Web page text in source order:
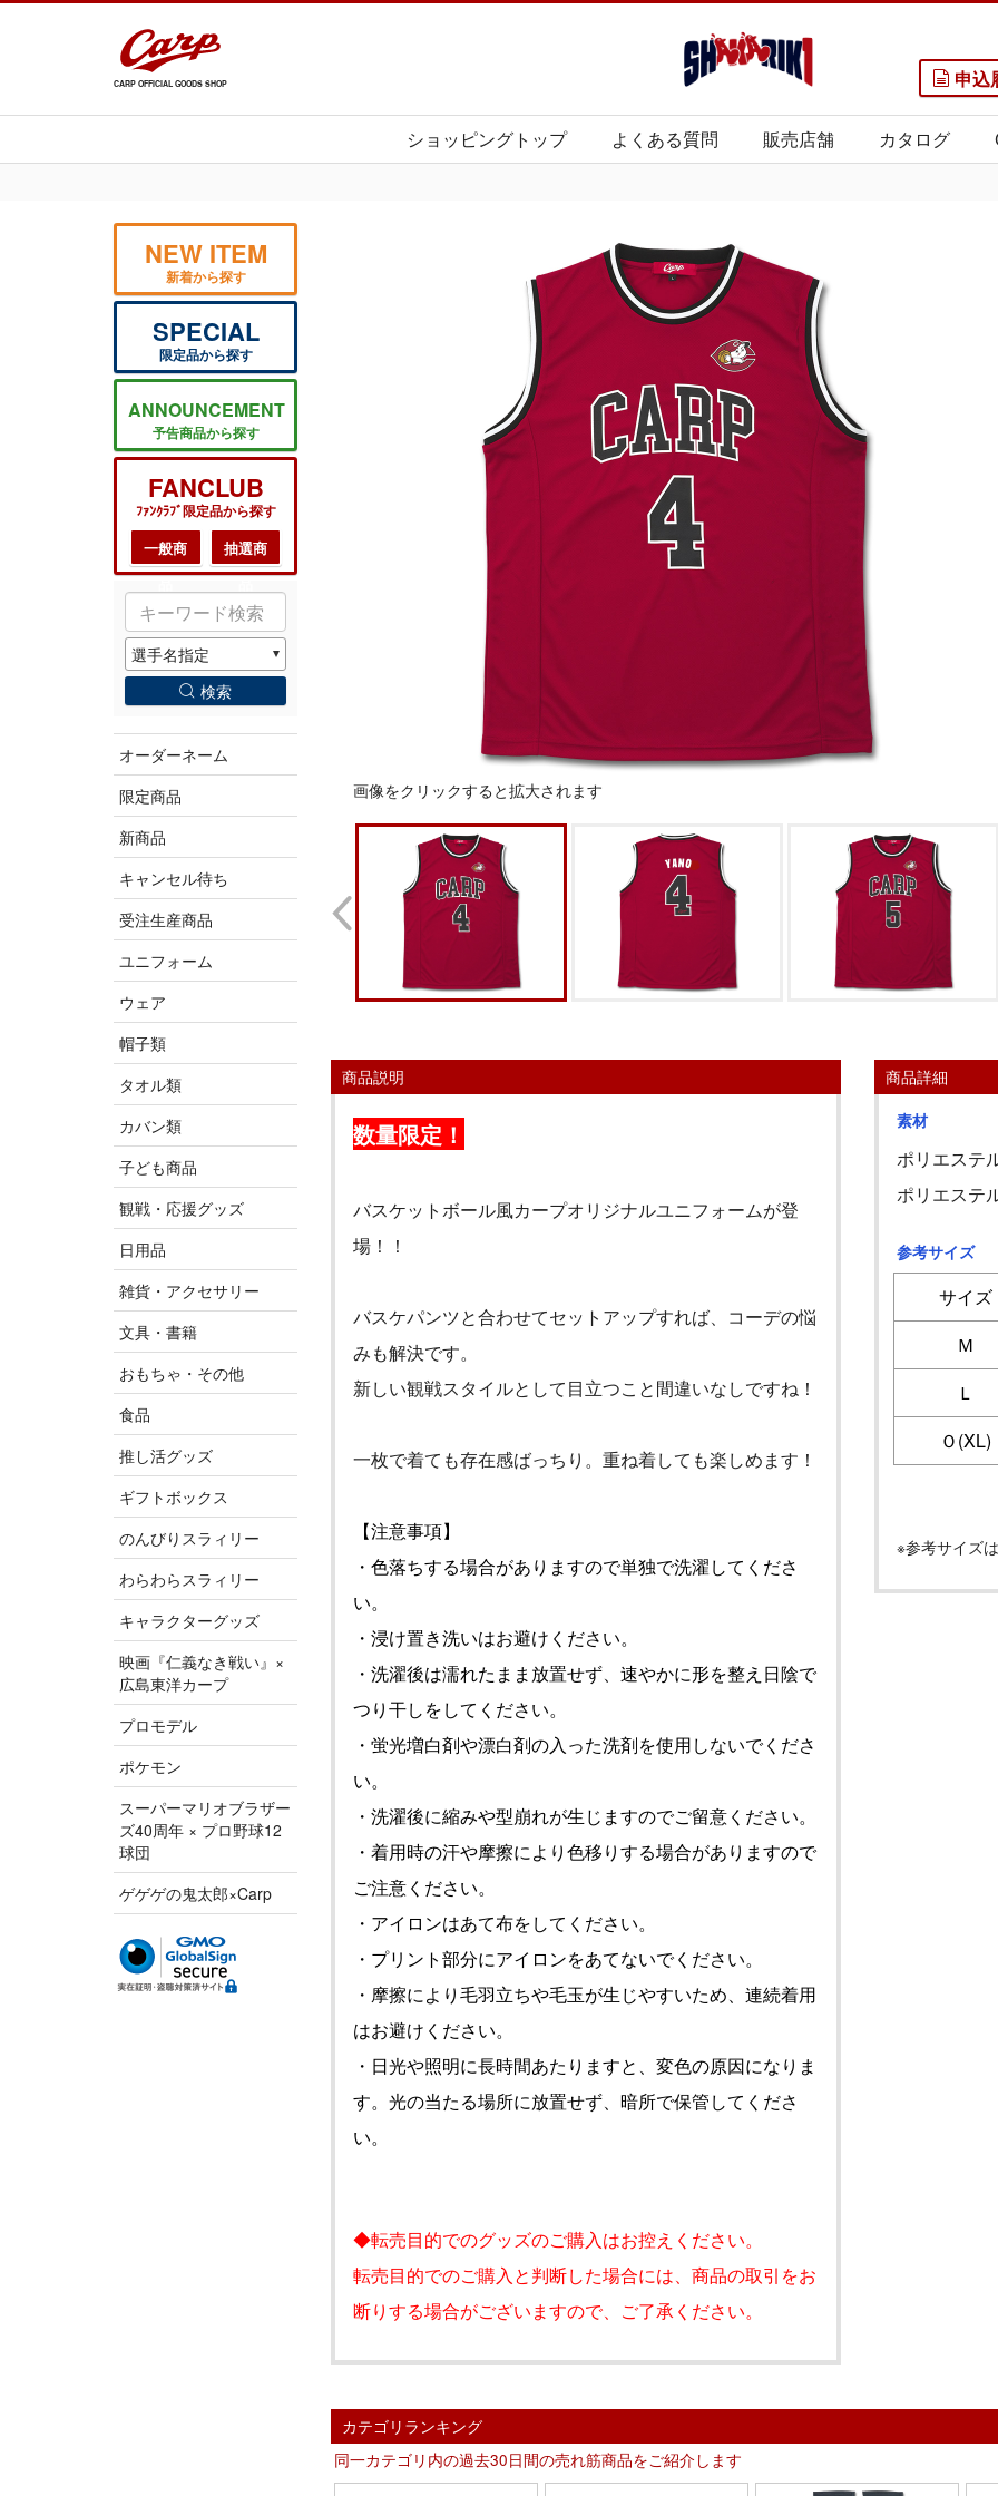
CARP OFFICIAL GOODS SHOP 申込
ショッピングトップ よくある質問 販売店舗 カタログ
NEW ITEM
新着から探す
SPECIAL
限定品から探す
ANNOUNCEMENT
予告商品から探す
FANCLUB
ﾌｧﾝｸﾗﾌﾞ限定品から探す
一般商
抽選商
検索
オーダーネーム
限定商品
新商品
キャンセル待ち
受注生産商品
ユニフォーム
ウェア
帽子類
タオル類
カバン類
子ども商品
観戦・応援グッズ
日用品
雑貨・アクセサリー
文具・書籍
おもちゃ・その他
食品
推し活グッズ
ギフトボックス
のんびりスラィリー
わらわらスラィリー
キャラクターグッズ
映画『仁義なき戦い』×
広島東洋カープ
プロモデル
ポケモン
スーパーマリオブラザー
ズ40周年 × プロ野球12
球団
ゲゲゲの鬼太郎×Carp
画像をクリックすると拡大されます
商品説明
数量限定！
バスケットボール風カープオリジナルユニフォームが登
場！！
バスケパンツと合わせてセットアップすれば、コーデの悩
みも解決です。
新しい観戦スタイルとして目立つこと間違いなしですね！
一枚で着ても存在感ばっちり。重ね着しても楽しめます！
【注意事項】
・色落ちする場合がありますので単独で洗濯してくださ
い。
・浸け置き洗いはお避けください。
・洗濯後は濡れたまま放置せず、速やかに形を整え日陰で
つり干しをしてください。
・蛍光増白剤や漂白剤の入った洗剤を使用しないでくださ
い。
・洗濯後に縮みや型崩れが生じますのでご留意ください。
・着用時の汗や摩擦により色移りする場合がありますので
ご注意ください。
・アイロンはあて布をしてください。
・プリント部分にアイロンをあてないでください。
・摩擦により毛羽立ちや毛玉が生じやすいため、連続着用
はお避けください。
・日光や照明に長時間あたりますと、変色の原因になりま
す。光の当たる場所に放置せず、暗所で保管してくださ
い。
◆転売目的でのグッズのご購入はお控えください。
転売目的でのご購入と判断した場合には、商品の取引をお
断りする場合がございますので、ご了承ください。
商品詳細
素材
ポリエステ
ポリエステ
参考サイズ
サイズ
Ｍ
Ｌ
Ｏ(XL)
※参考サイズ
カテゴリランキング
同一カテゴリ内の過去30日間の売れ筋商品をご紹介します